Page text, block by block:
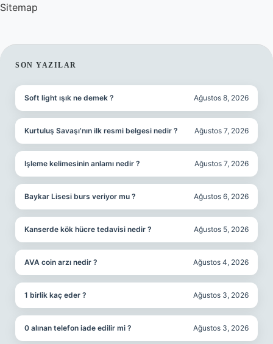
Sitemap
SIDEBAR
SON YAZILAR
Soft light ışık ne demek ? Ağustos 8, 2026
Kurtuluş Savaşı’nın ilk resmi belgesi nedir ? Ağustos 7, 2026
Işleme kelimesinin anlamı nedir ? Ağustos 7, 2026
Baykar Lisesi burs veriyor mu ? Ağustos 6, 2026
Kanserde kök hücre tedavisi nedir ? Ağustos 5, 2026
AVA coin arzı nedir ? Ağustos 4, 2026
1 birlik kaç eder ? Ağustos 3, 2026
0 alınan telefon iade edilir mi ? Ağustos 3, 2026